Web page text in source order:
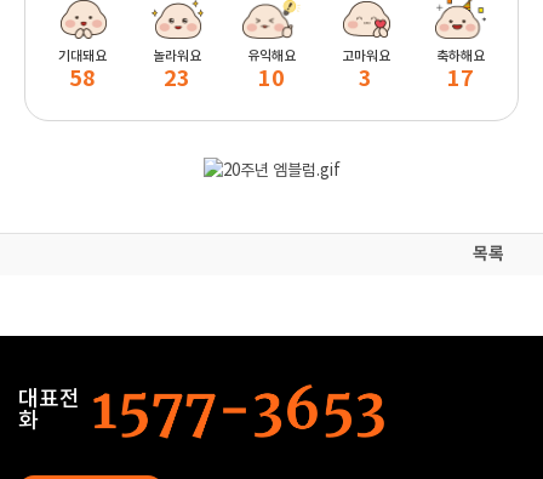
기대돼요
58
놀라워요
23
유익해요
10
고마워요
3
축하해요
17
목록
대표전
화